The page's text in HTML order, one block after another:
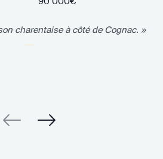
charentaise à côté de Cognac. »